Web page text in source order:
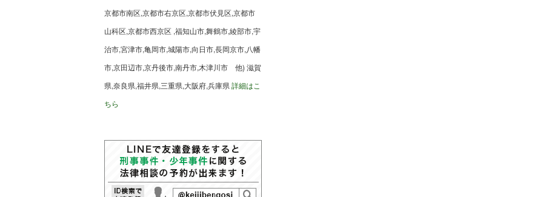
京都市南区,京都市右京区,京都市伏見区,京都市
山科区,京都市西京区 ,福知山市,舞鶴市,綾部市,宇
治市,宮津市,亀岡市,城陽市,向日市,長岡京市,八幡
市,京田辺市,京丹後市,南丹市,木津川市 他) 滋賀
県,奈良県,福井県,三重県,大阪府,兵庫県 詳細はこ
ちら